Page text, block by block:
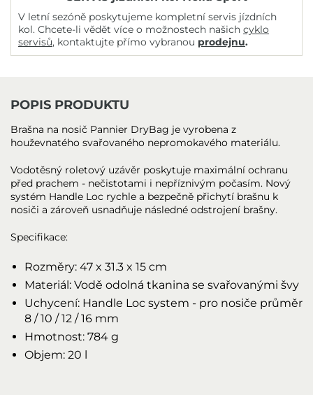
V letní sezóně poskytujeme kompletní servis jízdních
kol. Chcete-li vědět více o možnostech našich cyklo
servisů, kontaktujte přímo vybranou prodejnu.
POPIS PRODUKTU
Brašna na nosič Pannier DryBag je vyrobena z
houževnatého svařovaného nepromokavého materiálu.
Vodotěsný roletový uzávěr poskytuje maximální ochranu
před prachem - nečistotami i nepříznivým počasím. Nový
systém Handle Loc rychle a bezpečně přichytí brašnu k
nosiči a zároveň usnadňuje následné odstrojení brašny.
Specifikace:
Rozměry: 47 x 31.3 x 15 cm
Materiál: Vodě odolná tkanina se svařovanými švy
Uchycení: Handle Loc system - pro nosiče průměr
8 / 10 / 12 / 16 mm
Hmotnost: 784 g
Objem: 20 l